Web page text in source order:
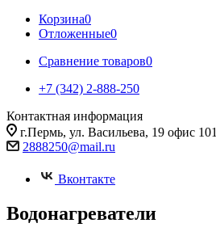
Корзина0
Отложенные0
Сравнение товаров0
+7 (342) 2-888-250
Контактная информация
г.Пермь, ул. Васильева, 19 офис 101
2888250@mail.ru
Вконтакте
Водонагреватели